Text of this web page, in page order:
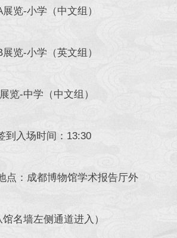
展览-小学（中文组）
展览-小学（英文组）
览-中学（中文组）
到入场时间：13:30
点：成都博物馆学术报告厅外
馆名墙左侧通道进入）